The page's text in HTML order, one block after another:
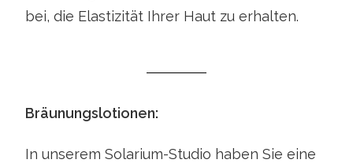
bei, die Elastizität Ihrer Haut zu erhalten.
Bräunungslotionen:
In unserem Solarium-Studio haben Sie eine